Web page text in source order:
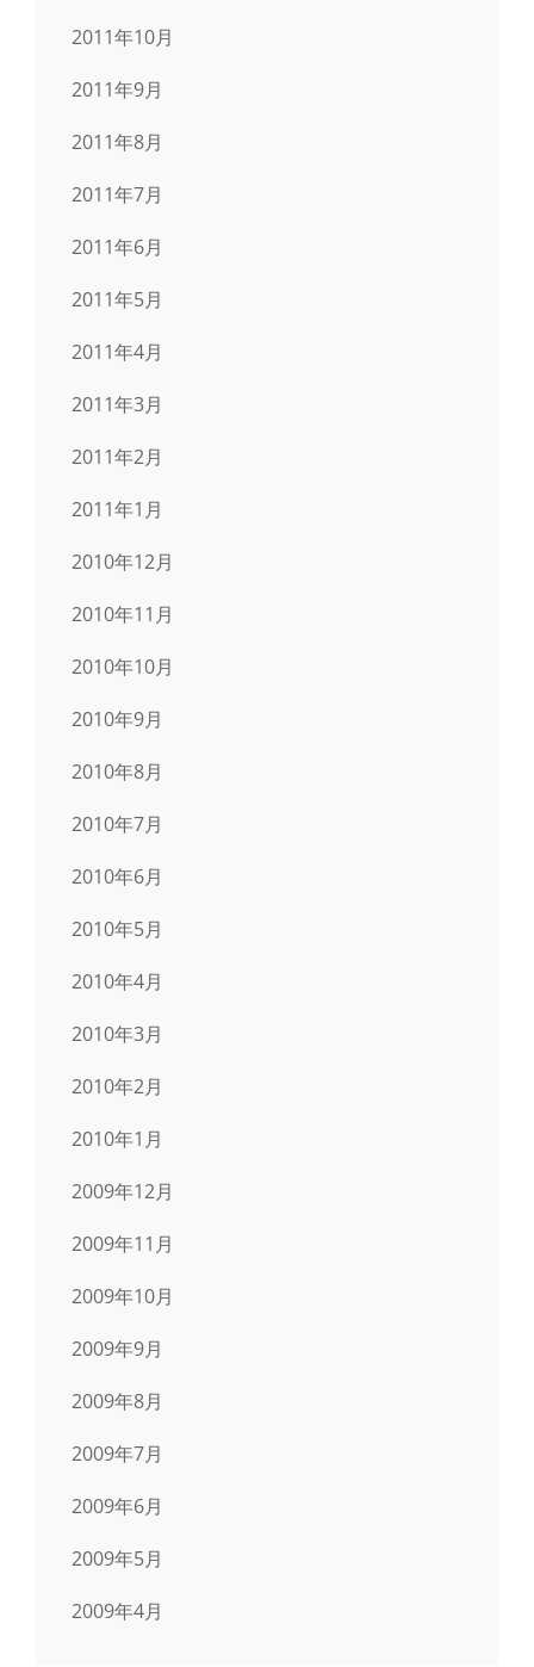
2011年10月
2011年9月
2011年8月
2011年7月
2011年6月
2011年5月
2011年4月
2011年3月
2011年2月
2011年1月
2010年12月
2010年11月
2010年10月
2010年9月
2010年8月
2010年7月
2010年6月
2010年5月
2010年4月
2010年3月
2010年2月
2010年1月
2009年12月
2009年11月
2009年10月
2009年9月
2009年8月
2009年7月
2009年6月
2009年5月
2009年4月